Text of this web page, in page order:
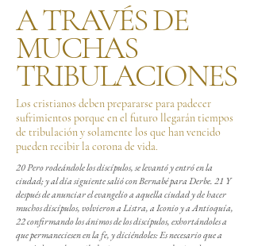
A TRAVÉS DE
MUCHAS
TRIBULACIONES
Los cristianos deben prepararse para padecer
sufrimientos porque en el futuro llegarán tiempos
de tribulación y solamente los que han vencido
pueden recibir la corona de vida.
20 Pero rodeándole los discípulos, se levantó y entró en la
ciudad; y al día siguiente salió con Bernabé para Derbe. 21 Y
después de anunciar el evangelio a aquella ciudad y de hacer
muchos discípulos, volvieron a Listra, a Iconio y a Antioquía,
22 confirmando los ánimos de los discípulos, exhortándoles a
que permaneciesen en la fe, y diciéndoles: Es necesario que a